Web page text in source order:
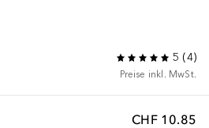
5 (4)
Preise inkl. MwSt.
CHF 10.85